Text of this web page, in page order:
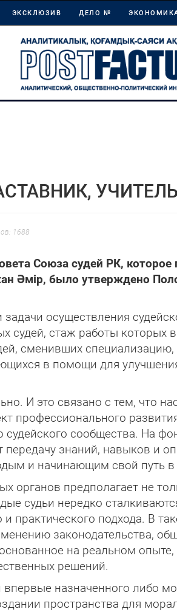
ЭКСКЛЮЗИВ ДЕЛО №
1688
Союза судей РК, которое
Әмір, было утверждено
осуществления
судей, стаж работы которых
сменивших
в помощи для
И это связано с тем, что
профессионального
судейского сообщества. На
передачу знаний, навыков и
и начинающим свой путь в
органов предполагает не
судьи нередко
практического подхода. В
законодательства,
на реальном
решений.
назначенного либо
пространства для